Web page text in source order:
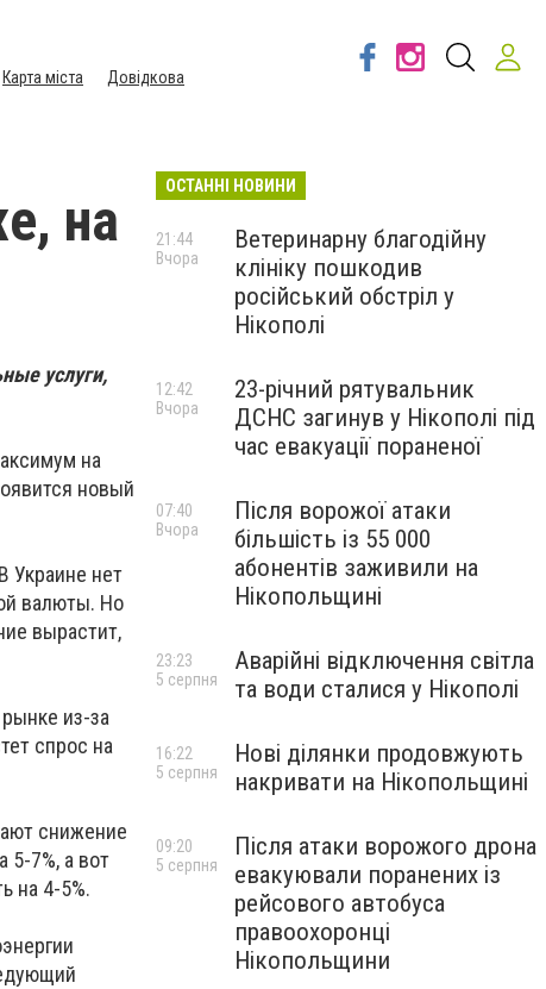
Карта міста Довідкова
на
услуги,
на
новый
Украине нет
валюты. Но
вырастит,
из-за
спрос на
снижение
5-7%, а вот
на 4-5%.
ОСТАННІ НОВИНИ
Ветеринарну благодійну
клініку пошкодив
російський обстріл у
Нікополі
21:44
Вчора
23-річний рятувальник
ДСНС загинув у Нікополі під
час евакуації пораненої
12:42
Вчора
Після ворожої атаки
більшість із 55 000
абонентів заживили на
Нікопольщині
07:40
Вчора
Аварійні відключення світла
та води сталися у Нікополі
23:23
5 серпня
Нові ділянки продовжують
накривати на Нікопольщині
16:22
5 серпня
Після атаки ворожого дрона
евакуювали поранених із
рейсового автобуса
правоохоронці
Нікопольщини
09:20
5 серпня